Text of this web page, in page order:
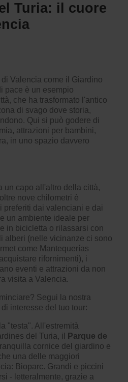
Turia: il cuore
Valencia come il Giardino
pace è un esempio
che ha trasformato l'antico
di svago dove storia,
Qui si può godere di
attrazioni per bambini,
in uno spazio davvero
un capo all'altro della città,
nove chilometri è
preferiti dai valenciani e dai
un ambiente ideale per
in bicicletta o rilassarsi con
alberi (nelle vicinanze ci sono
come Mantequerías
rifornimenti), i
eventi e attrazioni da non
visita a Valencia.
Segui la nostra
interesse del tuo tour:
"testa". All'estremità
del Turia, il
Parque de
cornice del giardino e
una delle maggiori
Bioparc. Grandi e piccini
- letteralmente, grazie a